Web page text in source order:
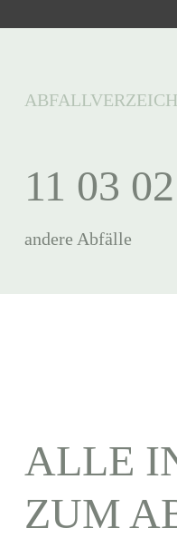
11 03 02
andere Abfälle
ALLE
ZUM